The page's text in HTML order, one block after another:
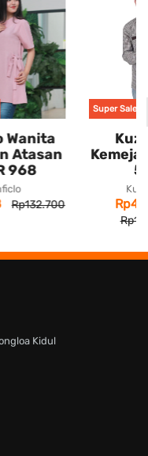
Wanita
Atasan
968
Rp132.700
Super Sale
Kemeja
Kidul